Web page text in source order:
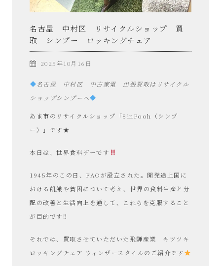
名古屋 中村区 リサイクルショップ 買
取 シンプー ロッキングチェア
2025年10月16日
名古屋 中村区 中古家電 出張買取はリサイクル
ショップシンプーへ
あま市のリサイクルショップ「SinPooh（シンプ
ー）」です★
本日は、世界食料デーです
1945年のこの日、FAOが設立された。開発途上国に
おける飢餓や貧困について考え、世界の食料生産と分
配の改善と生活向上を通して、これらを克服すること
が目的です‼︎
それでは、買取させていただいた飛騨産業 キツツキ
ロッキングチェア ウィンザースタイルのご紹介です